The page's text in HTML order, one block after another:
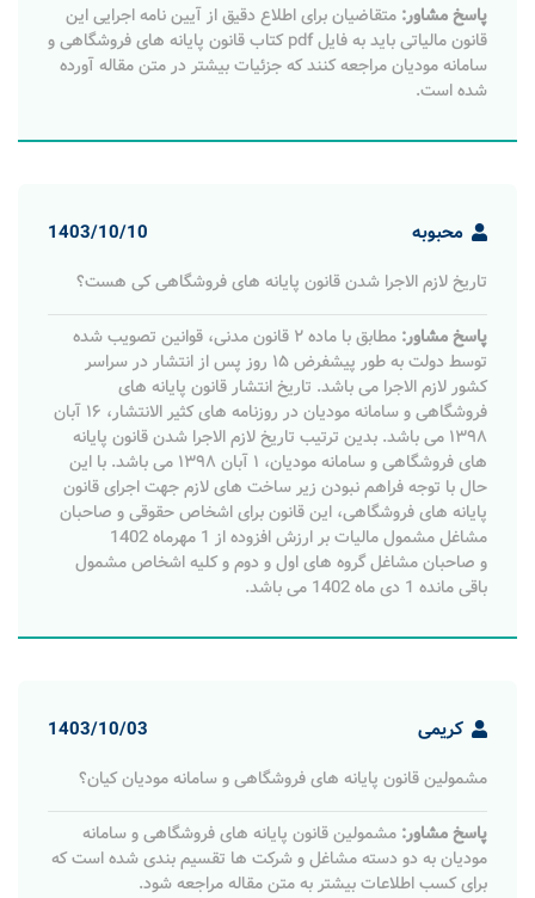
پاسخ مشاور: متقاضیان برای اطلاع دقیق از آیین نامه اجرایی این
قانون مالیاتی باید به فایل pdf کتاب قانون پایانه های فروشگاهی و
سامانه مودیان مراجعه کنند که جزئیات بیشتر در متن مقاله آورده
شده است.
محبوبه 1403/10/10
تاریخ لازم الاجرا شدن قانون پایانه های فروشگاهی کی هست؟
پاسخ مشاور:
مطابق با ماده ۲ قانون مدنی، قوانین تصویب شده
توسط دولت به طور پیشفرض ۱۵ روز پس از انتشار در سراسر
کشور لازم الاجرا می باشد. تاریخ انتشار قانون پایانه های
فروشگاهی و سامانه مودیان در روزنامه های کثیر الانتشار، ۱۶ آبان
۱۳۹۸ می باشد. بدین ترتیب تاریخ لازم الاجرا شدن قانون پایانه
های فروشگاهی و سامانه مودیان، ۱ آبان ۱۳۹۸ می باشد. با این
حال با توجه فراهم نبودن زیر ساخت های لازم جهت اجرای قانون
پایانه های فروشگاهی، این قانون برای اشخاص حقوقی و صاحبان
مشاغل مشمول مالیات بر ارزش افزوده از 1 مهرماه 1402
و صاحبان مشاغل گروه های اول و دوم و کلیه اشخاص مشمول
باقی مانده 1 دی ماه 1402 می باشد.
کریمی 1403/10/03
مشمولین قانون پایانه های فروشگاهی و سامانه مودیان کیان؟
پاسخ مشاور: مشمولین قانون پایانه های فروشگاهی و سامانه
مودیان به دو دسته مشاغل و شرکت ها تقسیم بندی شده است که
برای کسب اطلاعات بیشتر به متن مقاله مراجعه شود.